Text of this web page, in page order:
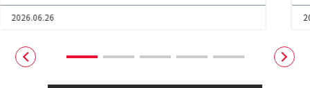
2026.06.26